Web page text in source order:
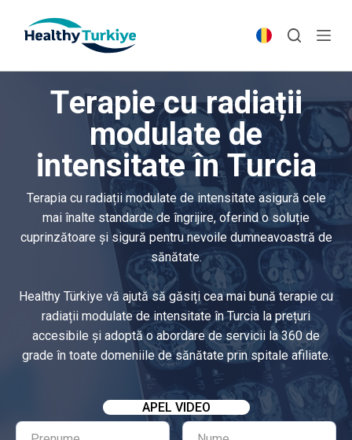
p
n
Terapie cu radiații
modulate de
intensitate în Turcia
Terapia cu radiații modulate de intensitate asigură cele
mai înalte standarde de îngrijire, oferind o soluție
cuprinzătoare și sigură pentru nevoile dumneavoastră de
sănătate.
Healthy Türkiye vă ajută să găsiți cea mai bună terapie cu
radiații modulate de intensitate în Turcia la prețuri
accesibile și adoptă o abordare de servicii la 360 de
grade în toate domeniile de sănătate prin spitale afiliate.
APEL VIDEO